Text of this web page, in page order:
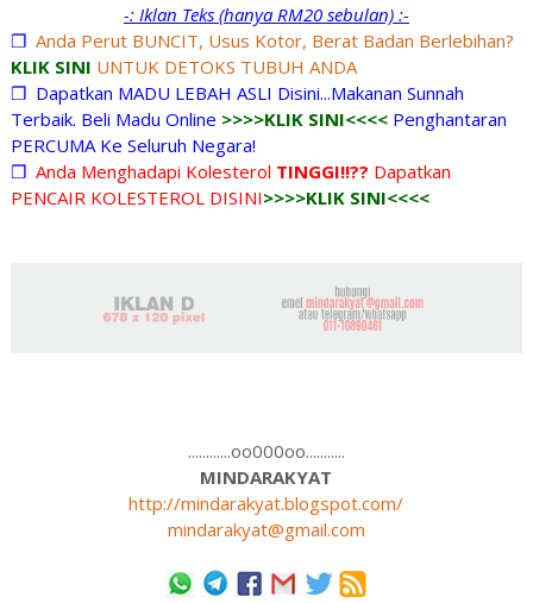
-: Iklan Teks (hanya RM20 sebulan) :-
❐ Anda Perut BUNCIT, Usus Kotor, Berat Badan Berlebihan?
KLIK SINI UNTUK DETOKS TUBUH ANDA
❐ Dapatkan MADU LEBAH ASLI Disini...Makanan Sunnah
Terbaik. Beli Madu Online >>>>KLIK SINI<<<<Penghantaran
PERCUMA Ke Seluruh Negara!
❐ Anda Menghadapi Kolesterol TINGGI!!?? Dapatkan
PENCAIR KOLESTEROL DISINI>>>>KLIK SINI<<<<
............oo000oo...........
MINDARAKYAT
http://mindarakyat.blogspot.com/
mindarakyat@gmail.com